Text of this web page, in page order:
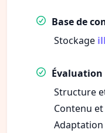
Base de
Stockage
Structure
Contenu